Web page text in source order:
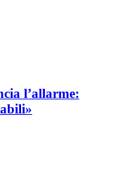
l’allarme: